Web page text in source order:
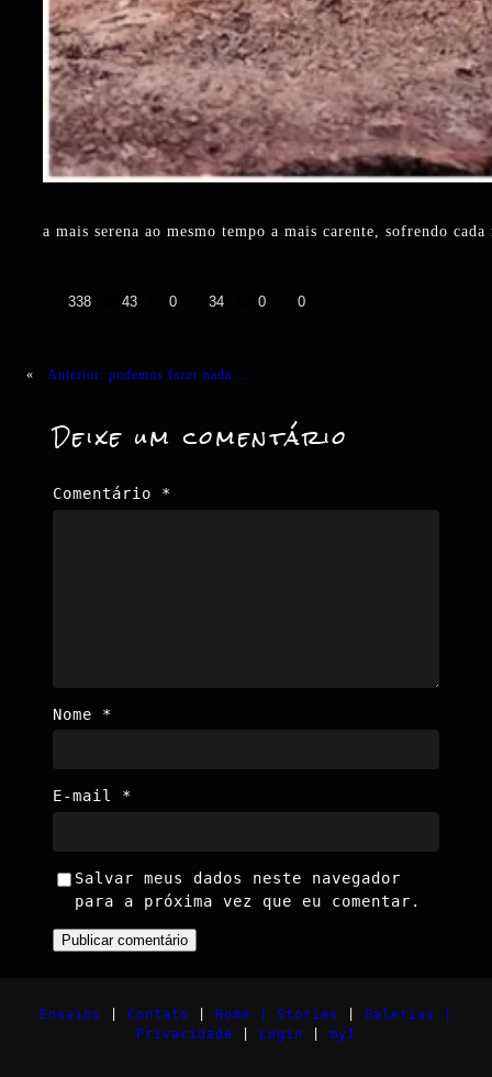
a mais serena ao mesmo tempo a mais carente, sofrendo
338 43 0 34 0 0
« Anterior: podemos fazer nada …
Deixe um comentário
Comentário *
Nome *
E-mail *
Salvar meus dados neste navegador
para a próxima vez que eu comentar.
Ensaios Contato Home | Stories
Galerias |
Privacidade
Login myI